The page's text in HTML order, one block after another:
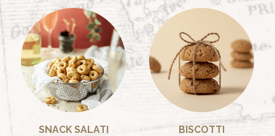
SNACK SALATI BISCOTTI